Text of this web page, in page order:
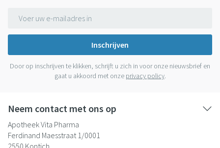
Inschrijven
Door op inschrijven te klikken, schrijft u zich in voor onze nieuwsbrief en
gaat u akkoord met onze privacy policy.
Neem contact met ons op
Apotheek Vita Pharma
Ferdinand Maesstraat 1/0001
2550 Kontich